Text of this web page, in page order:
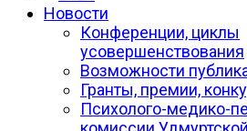
Новости
Конференции, циклы
усовершенствования
Возможности
Гранты, премии,
Психолого-медико-